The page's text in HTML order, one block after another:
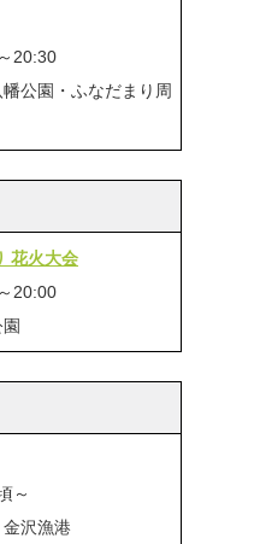
20:30
公園・ふなだまり周
花火大会
20:00
～
金沢漁港